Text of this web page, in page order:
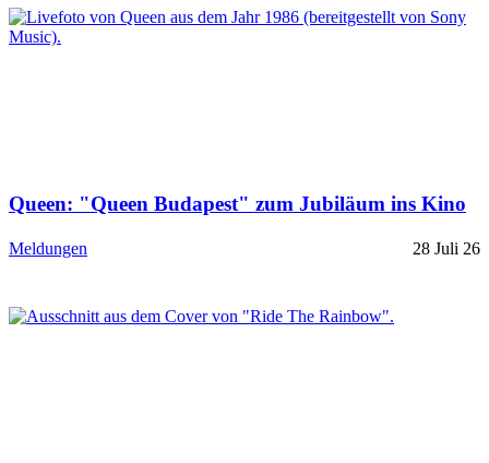
Queen: "Queen Budapest" zum Jubiläum ins Kino
Meldungen 28 Juli 26